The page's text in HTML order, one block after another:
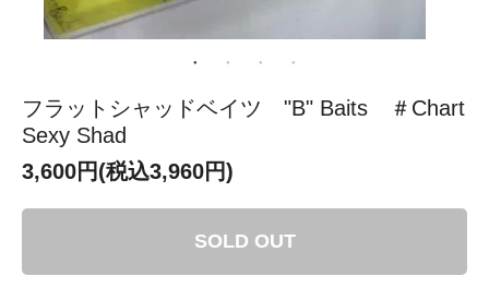
フラットシャッドベイツ "B" Baits ＃Chart
Sexy Shad
3,600円(税込3,960円)
SOLD OUT